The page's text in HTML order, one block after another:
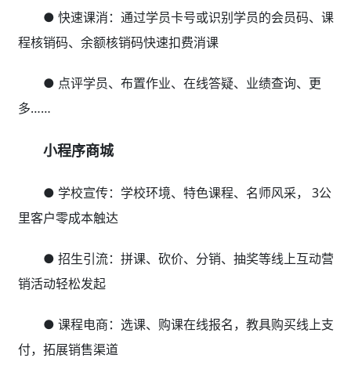
● 快速课消：通过学员卡号或识别学员的会员码、课
程核销码、余额核销码快速扣费消课
● 点评学员、布置作业、在线答疑、业绩查询、更
多……
小程序商城
● 学校宣传：学校环境、特色课程、名师风采， 3公
里客户零成本触达
● 招生引流：拼课、砍价、分销、抽奖等线上互动营
销活动轻松发起
● 课程电商：选课、购课在线报名，教具购买线上支
付，拓展销售渠道